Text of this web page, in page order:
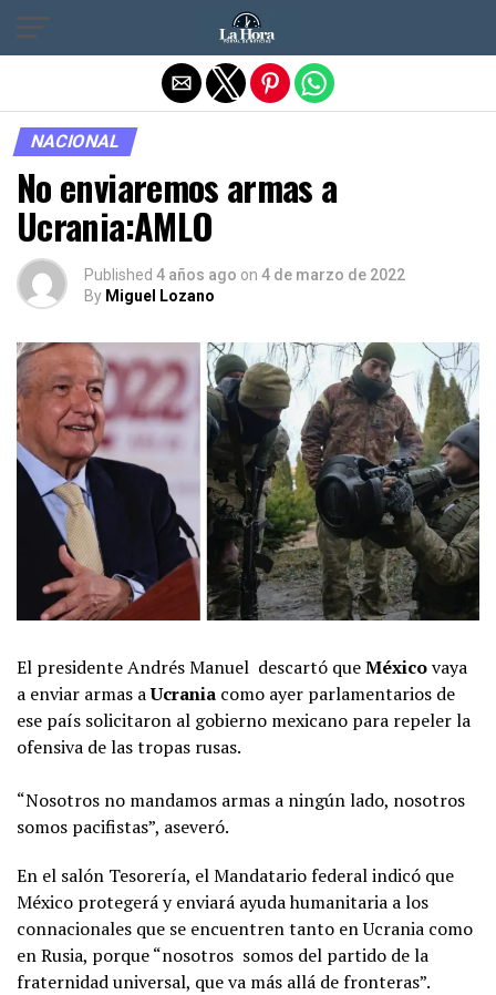
NACIONAL
No enviaremos armas a
Ucrania:AMLO
Published 4 años ago on 4 de marzo de 2022
By Miguel Lozano
El presidente Andrés Manuel descartó queMéxicovaya
a enviar armas aUcrania como ayer parlamentarios de
ese país solicitaron al gobierno mexicano para repeler la
ofensiva de las tropas rusas.
“Nosotros no mandamos armas a ningún lado, nosotros
somos pacifistas”, aseveró.
En el salón Tesorería, el Mandatario federal indicó que
México protegerá y enviará ayuda humanitaria a los
connacionales que se encuentren tanto en Ucrania como
en Rusia, porque “nosotros somos del partido de la
fraternidad universal, que va más allá de fronteras”.
Salir de la versión móvil